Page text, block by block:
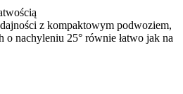
z kompaktowym podwoziem,
o nachyleniu 25° równie łatwo jak na